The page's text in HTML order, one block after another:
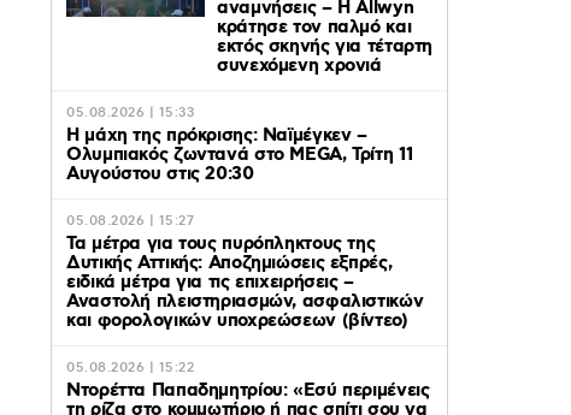
αναμνήσεις – Η Allwyn
κράτησε τον παλμό και
εκτός σκηνής για τέταρτη
συνεχόμενη χρονιά
05.08.2026 | 15:33
Η μάχη της πρόκρισης: Ναϊμέγκεν –
Ολυμπιακός ζωντανά στο MEGA, Τρίτη 11
Αυγούστου στις 20:30
05.08.2026 | 15:27
Τα μέτρα για τους πυρόπληκτους της
Δυτικής Αττικής: Αποζημιώσεις εξπρές,
ειδικά μέτρα για τις επιχειρήσεις –
Αναστολή πλειστηριασμών, ασφαλιστικών
και φορολογικών υποχρεώσεων (βίντεο)
05.08.2026 | 15:22
Ντορέττα Παπαδημητρίου: «Εσύ περιμένεις